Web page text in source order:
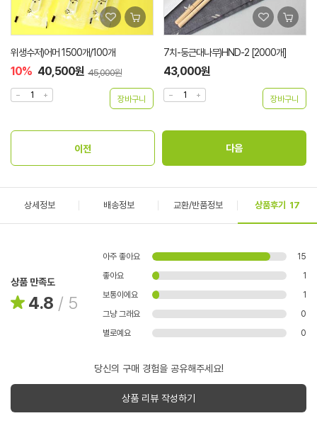
위생수저)어머 1500개/100개
10% 40,500원 45,000원
7치-둥근대나무)HND-2 [2000개]
43,000원
상세정보 배송정보 교환/반품정보 상품후기 17
상품 만족도
4.8 / 5
아주 좋아요
15
좋아요
1
보통이에요
1
그냥 그래요
0
별로예요
0
당신의 구매 경험을 공유해주세요!
상품 리뷰 작성하기